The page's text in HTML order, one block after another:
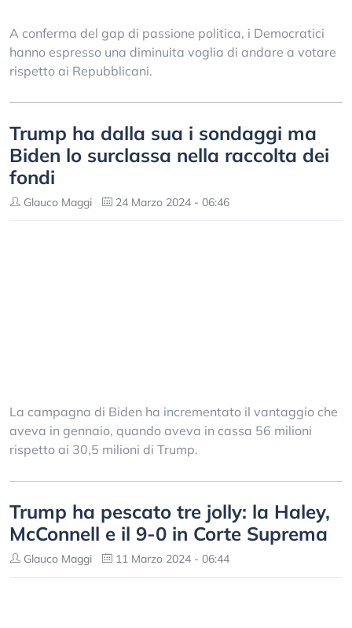
A conferma del gap di passione politica, i Democratici
hanno espresso una diminuita voglia di andare a votare
rispetto ai Repubblicani.
Trump ha dalla sua i sondaggi ma
Biden lo surclassa nella raccolta dei
fondi
Glauco Maggi 24 Marzo 2024 - 06:46
La campagna di Biden ha incrementato il vantaggio che
aveva in gennaio, quando aveva in cassa 56 milioni
rispetto ai 30,5 milioni di Trump.
Trump ha pescato tre jolly: la Haley,
McConnell e il 9-0 in Corte Suprema
Glauco Maggi 11 Marzo 2024 - 06:44